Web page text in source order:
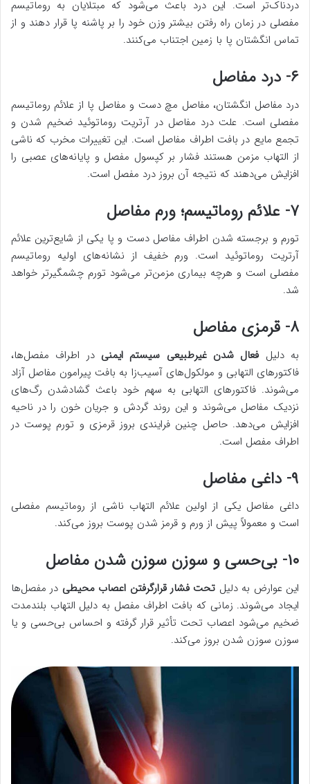
دردناک‌تر است. این درد باعث می‌شود که مبتلایان به روماتیسم
مفصلی در زمان راه رفتن بیشتر وزن خود را بر پاشنه پا قرار دهند و از
تماس انگشتان پا با زمین اجتناب می‌کنند.
۶- درد مفاصل
درد مفاصل انگشتان، مفاصل مچ دست و مفاصل پا از علائم روماتیسم
مفصلی است. علت درد مفاصل در آرتریت روماتوئید ضخیم شدن و
تجمع مایع در بافت اطراف مفاصل است. این تغییرات مخرب که ناشی
از التهاب مزمن هستند فشار بر کپسول مفصل و پایانه‌های عصبی را
افزایش می‌دهند که نتیجه آن بروز درد مفصل است.
۷- علائم روماتیسم؛ ورم مفاصل
تورم و برجسته شدن اطراف مفاصل دست و پا یکی از شایع‌ترین علائم
آرتریت روماتوئید است. ورم خفیف از نشانه‌های اولیه روماتیسم
مفصلی است و هرچه بیماری مزمن‌تر می‌شود تورم چشمگیرتر خواهد
شد.
۸- قرمزی مفاصل
به دلیل فعال شدن غیرطبیعی سیستم ایمنی در اطراف مفصل‌ها،
فاکتورهای التهابی و مولکول‌های آسیب‌زا به بافت پیرامون مفاصل آزاد
می‌شوند. فاکتورهای التهابی به سهم خود باعث گشادشدن رگ‌های
نزدیک مفاصل می‌شوند و این روند گردش و جریان خون را در ناحیه
افزایش می‌دهد. حاصل چنین فرایندی بروز قرمزی و تورم پوست در
اطراف مفصل است.
۹- داغی مفاصل
داغی مفاصل یکی از اولین علائم التهاب ناشی از روماتیسم مفصلی
است و معمولاً پیش از ورم و قرمز شدن پوست بروز می‌کند.
۱۰- بی‌حسی و سوزن سوزن شدن مفاصل
این عوارض به دلیل تحت فشار قرارگرفتن اعصاب محیطی در مفصل‌ها
ایجاد می‌شوند. زمانی که بافت اطراف مفصل به دلیل التهاب بلندمدت
ضخیم می‌شود اعصاب تحت تأثیر قرار گرفته و احساس بی‌حسی و یا
سوزن سوزن شدن بروز می‌کند.